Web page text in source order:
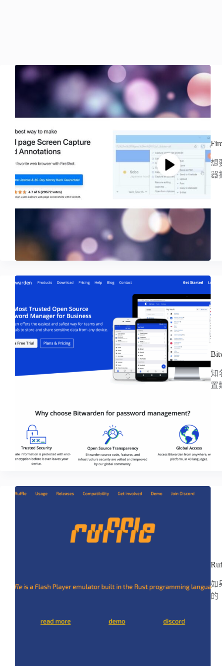
想
器
知
置
如
的